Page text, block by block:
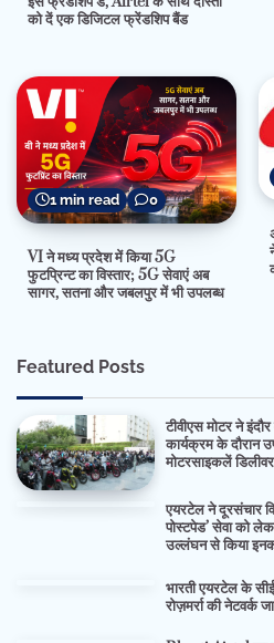
को दें एक डिजिटल फ्रेंडशिप बैंड
1 min read 0
VI ने मध्य प्रदेश में किया 5G
फुटप्रिन्ट का विस्तार; 5G सेवाएं अब
सागर, सतना और जबलपुर में भी उपलब्ध
Featured Posts
टीवीएस मोटर ने
कार्यक्रम के
मोटरसाइकलें
एयरटेल ने दूरसंचार
पोस्टपेड’ सेवा को
उल्लंघन से किया
भारती एयरटेल के
रोज़मर्रा की नेटवर्क